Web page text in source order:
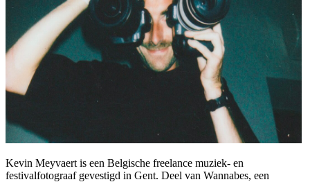
Kevin Meyvaert is een Belgische freelance muziek- en
festivalfotograaf gevestigd in Gent. Deel van Wannabes, een